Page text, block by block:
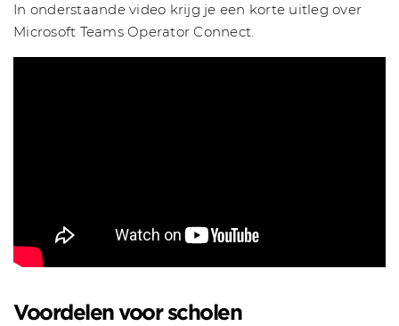
In onderstaande video krijg je een korte uitleg over
Microsoft Teams Operator Connect.
Voordelen voor scholen